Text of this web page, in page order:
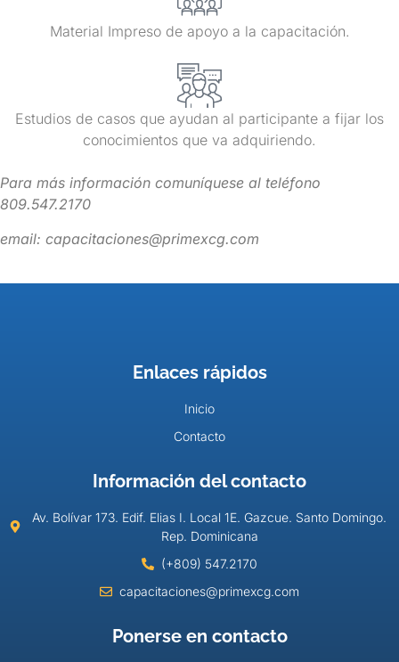
Material Impreso de apoyo a la capacitación.
Estudios de casos que ayudan al participante a fijar los
conocimientos que va adquiriendo.
Para más información comuníquese al teléfono
809.547.2170
email: capacitaciones@primexcg.com
Enlaces rápidos
Inicio
Contacto
Información del contacto
Av. Bolívar 173. Edif. Elias I. Local 1E. Gazcue. Santo Domingo.
Rep. Dominicana
(+809) 547.2170
capacitaciones@primexcg.com
Ponerse en contacto